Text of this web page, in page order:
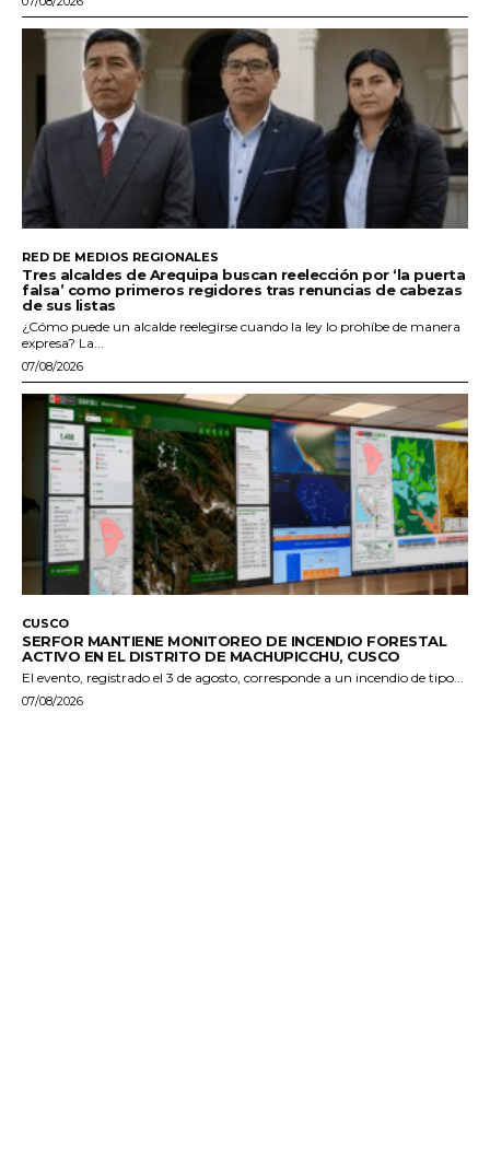
RED DE MEDIOS REGIONALES
Tres alcaldes de Arequipa buscan reelección por ‘la puerta
falsa’ como primeros regidores tras renuncias de cabezas
de sus listas
¿Cómo puede un alcalde reelegirse cuando la ley lo prohíbe de manera
expresa? La...
07/08/2026
CUSCO
SERFOR MANTIENE MONITOREO DE INCENDIO FORESTAL
ACTIVO EN EL DISTRITO DE MACHUPICCHU, CUSCO
El evento, registrado el 3 de agosto, corresponde a un incendio de tipo...
07/08/2026